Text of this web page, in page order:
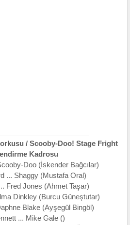
/ Scooby-Doo! Stage Fright
Kadrosu
Doo (İskender Bağcılar)
... Shaggy (Mustafa Oral)
Fred Jones (Ahmet Taşar)
Dinkley (Burcu Güneştutar)
Blake (Ayşegül Bingöl)
... Mike Gale ()